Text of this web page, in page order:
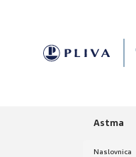
Astma
Naslovnica